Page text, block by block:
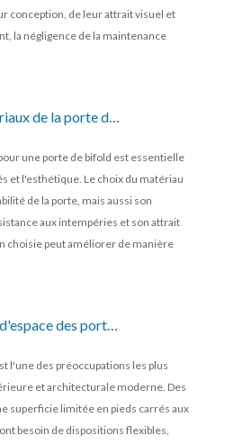
conception, de leur attrait visuel et
la négligence de la maintenance
de la porte de
une porte de bifold est essentielle
et l'esthétique. Le choix du matériau
de la porte, mais aussi son
aux intempéries et son attrait
choisie peut améliorer de manière
des portes
l'une des préoccupations les plus
et architecturale moderne. Des
superficie limitée en pieds carrés aux
besoin de dispositions flexibles,